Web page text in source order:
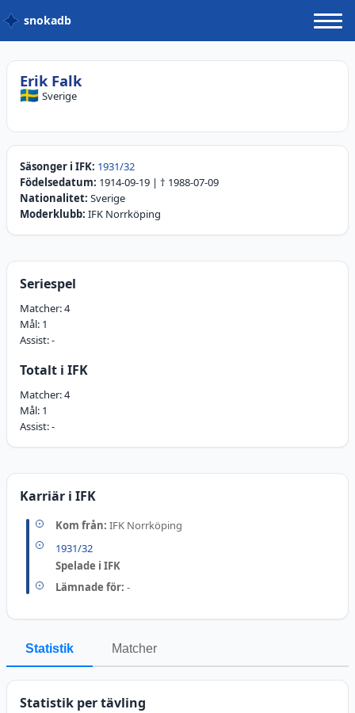
snokadb
Erik Falk
🇸🇪 Sverige
Säsonger i IFK: 1931/32
Födelsedatum: 1914-09-19 | † 1988-07-09
Nationalitet: Sverige
Moderklubb: IFK Norrköping
Seriespel
Matcher:4
Mål: 1
Assist:-
Totalt i IFK
Matcher:4
Mål: 1
Assist:-
Karriär i IFK
Kom från: IFK Norrköping
1931/32
Spelade i IFK
Lämnade för: -
Statistik Matcher
Statistik per tävling